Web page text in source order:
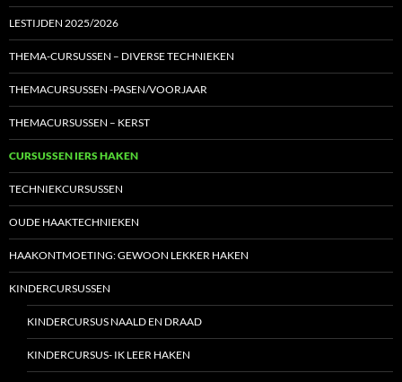
LESTIJDEN 2025/2026
THEMA-CURSUSSEN – DIVERSE TECHNIEKEN
THEMACURSUSSEN -PASEN/VOORJAAR
THEMACURSUSSEN – KERST
CURSUSSEN IERS HAKEN
TECHNIEKCURSUSSEN
OUDE HAAKTECHNIEKEN
HAAKONTMOETING: GEWOON LEKKER HAKEN
KINDERCURSUSSEN
KINDERCURSUS NAALD EN DRAAD
KINDERCURSUS- IK LEER HAKEN